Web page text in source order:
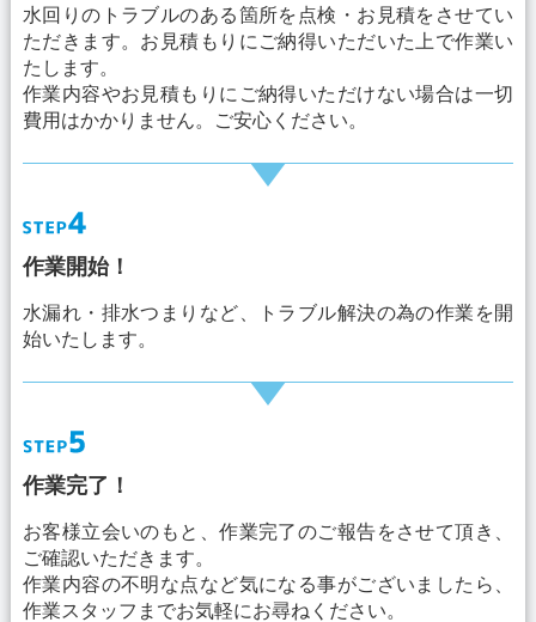
水回りのトラブルのある箇所を点検・お見積をさせてい
ただきます。お見積もりにご納得いただいた上で作業い
たします。
作業内容やお見積もりにご納得いただけない場合は一切
費用はかかりません。ご安心ください。
作業開始！
水漏れ・排水つまりなど、トラブル解決の為の作業を開
始いたします。
作業完了！
お客様立会いのもと、作業完了のご報告をさせて頂き、
ご確認いただきます。
作業内容の不明な点など気になる事がございましたら、
作業スタッフまでお気軽にお尋ねください。